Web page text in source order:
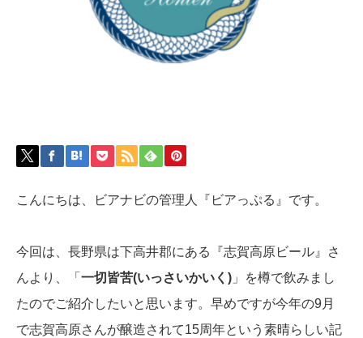
こんにちは、ビアナビの管理人『ビアっぷる』です。
今回は、長野県は下高井郡にある『志賀高原ビール』さ
んより、「 一切皆苦(いっさいかいく) 」を樽で飲みまし
たのでご紹介したいと思います。早めですが今年の9月
で志賀高原さんが醸造されて15周年という素晴らしい記